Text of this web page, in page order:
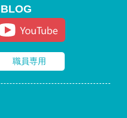
BLOG
職員専用